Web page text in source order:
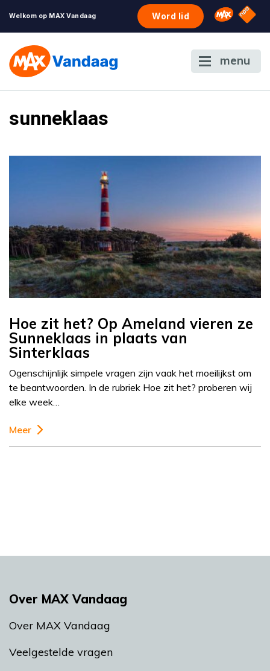
Welkom op MAX Vandaag Word lid Omroep
NPO
menu
sunneklaas
Hoe zit het? Op Ameland vieren ze
Sunneklaas in plaats van
Sinterklaas
Ogenschijnlijk simpele vragen zijn vaak het moeilijkst om
te beantwoorden. In de rubriek Hoe zit het? proberen wij
elke week…
Meer
Over MAX Vandaag
Over MAX Vandaag
Veelgestelde vragen